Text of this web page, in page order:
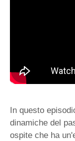
In questo
dinamiche del
ospite che ha